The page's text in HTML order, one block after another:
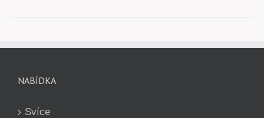
NABÍDKA
Svíce